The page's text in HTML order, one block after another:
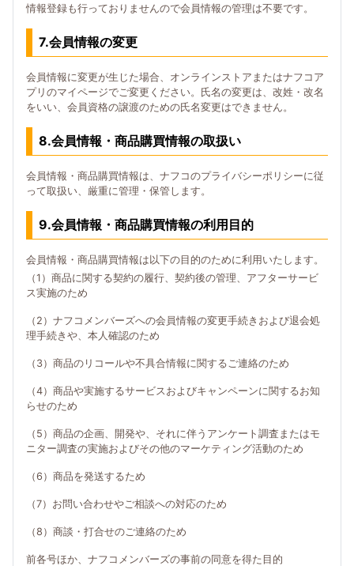
情報登録も行っておりませんので会員情報の管理は不要です。
7.会員情報の変更
会員情報に変更が生じた場合、オンラインストアまたはナフコア
プリのマイページでご変更ください。氏名の変更は、改姓・改名
をいい、会員資格の譲渡のための氏名変更はできません。
8.会員情報・商品購買情報の取扱い
会員情報・商品購買情報は、ナフコのプライバシーポリシーに従
って取扱い、厳重に管理・保管します。
9.会員情報・商品購買情報の利用目的
会員情報・商品購買情報は以下の目的のために利用いたします。
（1）商品に関する契約の履行、契約後の管理、アフターサービ
ス実施のため
（2）ナフコメンバーズへの会員情報の変更手続きおよび退会処
理手続きや、本人確認のため
（3）商品のリコールや不具合情報に関するご連絡のため
（4）商品や実施するサービスおよびキャンペーンに関するお知
らせのため
（5）商品の企画、開発や、それに伴うアンケート調査またはモ
ニター調査の実施およびその他のマーケティング活動のため
（6）商品を発送するため
（7）お問い合わせやご相談への対応のため
（8）商談・打合せのご連絡のため
前各号ほか、ナフコメンバーズの事前の同意を得た目的